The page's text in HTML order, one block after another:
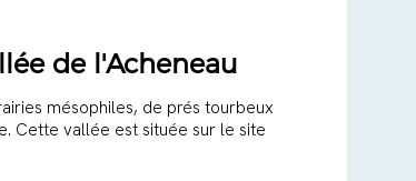
de l'Acheneau
mésophiles, de prés tourbeux
Cette vallée est située sur le site